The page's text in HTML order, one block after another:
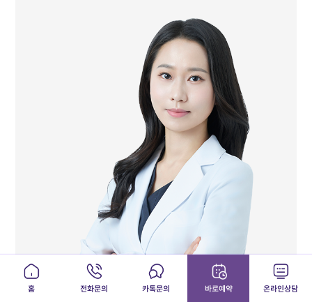
홈 전화문의 카톡문의 바로예약 온라인상담
대구한의대학교 한의학과 졸업
前 바른의원 부부한의원 진료원장